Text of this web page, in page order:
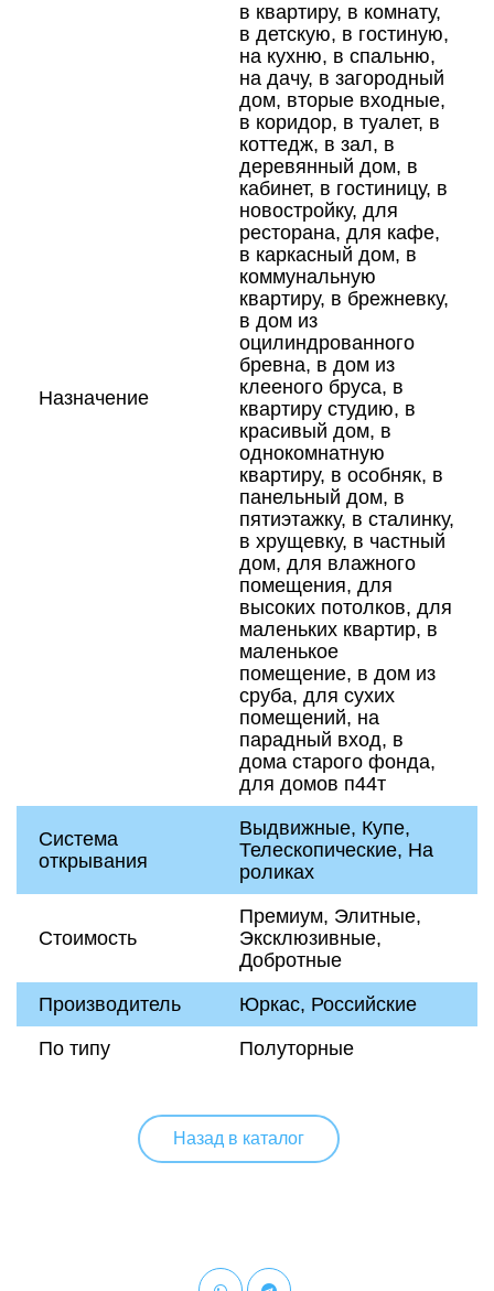
Назначение
в квартиру, в комнату,
в детскую, в гостиную,
на кухню, в спальню,
на дачу, в загородный
дом, вторые входные,
в коридор, в туалет, в
коттедж, в зал, в
деревянный дом, в
кабинет, в гостиницу, в
новостройку, для
ресторана, для кафе,
в каркасный дом, в
коммунальную
квартиру, в брежневку,
в дом из
оцилиндрованного
бревна, в дом из
клееного бруса, в
квартиру студию, в
красивый дом, в
однокомнатную
квартиру, в особняк, в
панельный дом, в
пятиэтажку, в сталинку,
в хрущевку, в частный
дом, для влажного
помещения, для
высоких потолков, для
маленьких квартир, в
маленькое
помещение, в дом из
сруба, для сухих
помещений, на
парадный вход, в
дома старого фонда,
для домов п44т
Система
открывания
Выдвижные, Купе,
Телескопические, На
роликах
Стоимость
Премиум, Элитные,
Эксклюзивные,
Добротные
Производитель
Юркас, Российские
По типу
Полуторные
Назад в каталог